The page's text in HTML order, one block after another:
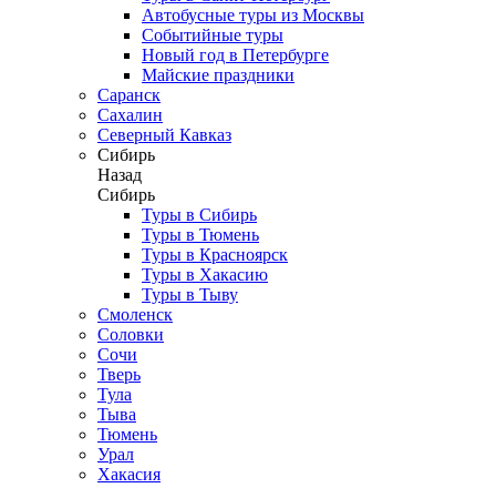
Автобусные туры из Москвы
Событийные туры
Новый год в Петербурге
Майские праздники
Саранск
Сахалин
Северный Кавказ
Сибирь
Назад
Сибирь
Туры в Сибирь
Туры в Тюмень
Туры в Красноярск
Туры в Хакасию
Туры в Тыву
Смоленск
Соловки
Сочи
Тверь
Тула
Тыва
Тюмень
Урал
Хакасия